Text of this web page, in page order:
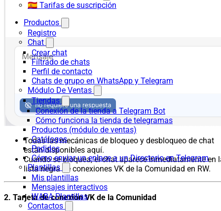
🇪🇸 Tarifas de suscripción
Productos
Registro
Chat
Crear chat
Filtrado de chats
Perfil de contacto
Chats de grupo en WhatsApp y Telegram
Módulo De Ventas
Tiendas
Conexión de la tienda a Telegram Bot
Cómo funciona la tienda de telegramas
Productos (módulo de ventas)
Catálogos
Pedidos
Cómo enviar un enlace a un Directorio en Telegram
Plantillas
Mis plantillas
Mensajes interactivos
WABA Plantillas
Contactos
Todas las mecánicas de bloqueo y desbloqueo de chat
están disponibles aquí.
Cuando se bloquea, el chat aparece inmediatamente en
lista negra de conexiones VK de la Comunidad en RW.
2. Tarjeta de conexión VK de la Comunidad